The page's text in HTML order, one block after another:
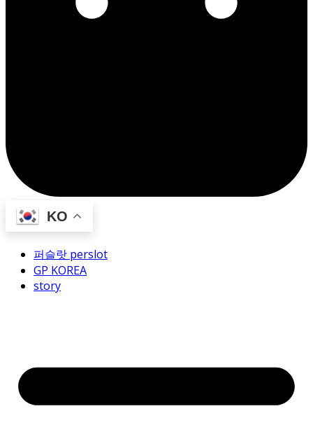
KO
퍼슬랏 perslot
GP KOREA
story